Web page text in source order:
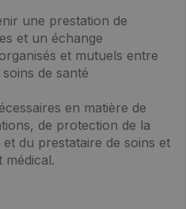
une prestation de
et un échange
et mutuels entre
de santé
en matière de
de protection de la
du prestataire de soins et
médical.